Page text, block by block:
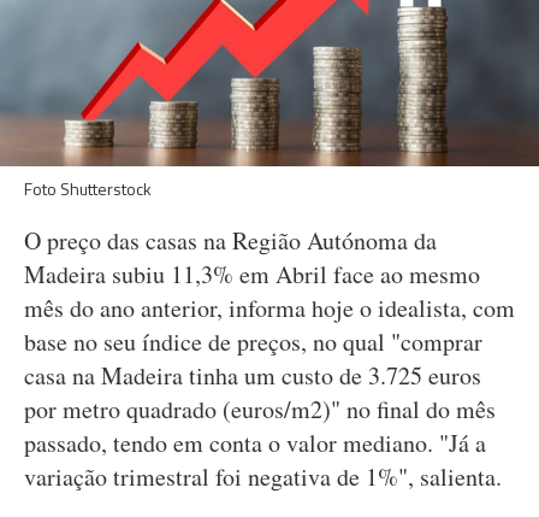
Foto Shutterstock
O preço das casas na Região Autónoma da
Madeira subiu 11,3% em Abril face ao mesmo
mês do ano anterior, informa hoje o idealista, com
base no seu índice de preços, no qual "comprar
casa na Madeira tinha um custo de 3.725 euros
por metro quadrado (euros/m2)" no final do mês
passado, tendo em conta o valor mediano. "Já a
variação trimestral foi negativa de 1%", salienta.